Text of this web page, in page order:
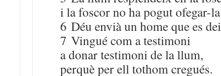
i la foscor no ha pogut ofegar-
6 Déu envià un home que es
7 Vingué com a testimoni
a donar testimoni de la llum,
perquè per ell tothom cregués.